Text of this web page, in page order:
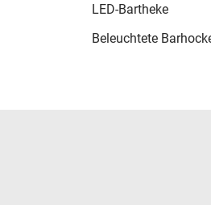
LED-Bartheke
Beleuchtete